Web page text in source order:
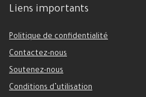
Liens importants
Politique de confidentialité
Contactez-nous
Soutenez-nous
Conditions d’utilisation